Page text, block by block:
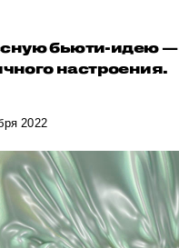
бьюти-идею —
настроения.
2022